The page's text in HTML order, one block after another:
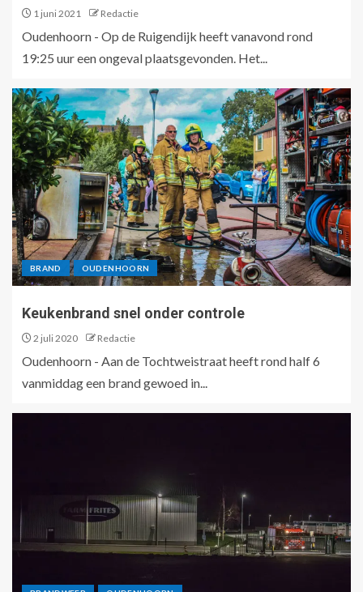
1 juni 2021 Redactie
Oudenhoorn - Op de Ruigendijk heeft vanavond rond
19:25 uur een ongeval plaatsgevonden. Het...
BRAND OUDENHOORN
Keukenbrand snel onder controle
2 juli 2020 Redactie
Oudenhoorn - Aan de Tochtweistraat heeft rond half 6
vanmiddag een brand gewoed in...